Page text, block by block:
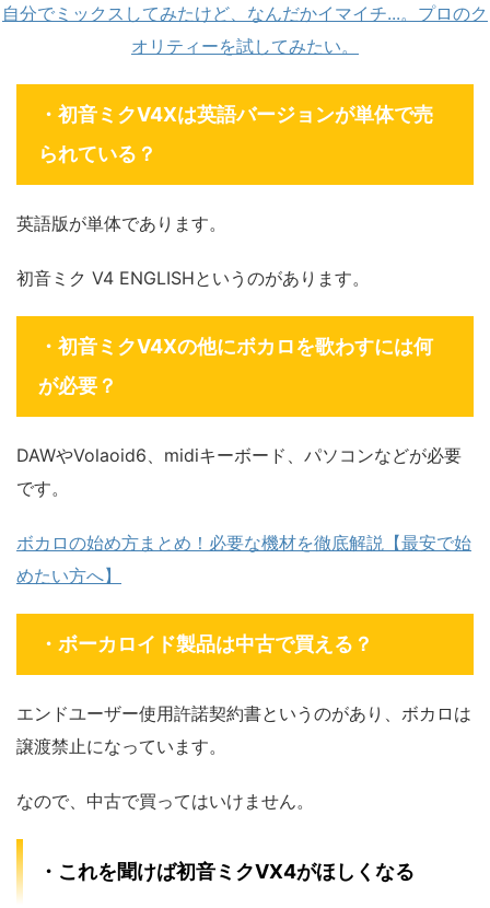
自分でミックスしてみたけど、なんだかイマイチ...。プロのク
オリティーを試してみたい。
・初音ミクV4Xは英語バージョンが単体で売
られている？
英語版が単体であります。
初音ミク V4 ENGLISHというのがあります。
・初音ミクV4Xの他にボカロを歌わすには何
が必要？
DAWやVolaoid6、midiキーボード、パソコンなどが必要
です。
ボカロの始め方まとめ！必要な機材を徹底解説【最安で始
めたい方へ】
・ボーカロイド製品は中古で買える？
エンドユーザー使用許諾契約書というのがあり、ボカロは
譲渡禁止になっています。
なので、中古で買ってはいけません。
・これを聞けば初音ミクVX4がほしくなる